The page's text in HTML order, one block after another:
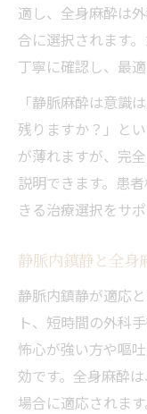
適し、全身麻酔は
合に選択されます
丁寧に確認し、最
「静脈麻酔は意識
残りますか？」と
が薄れますが、完
説明できます。患
きる治療選択をサ
静脈内鎮静と全身
静脈内鎮静が適応
ト、短時間の外科
怖心が強い方や嘔
効です。全身麻酔
場合に適応されます